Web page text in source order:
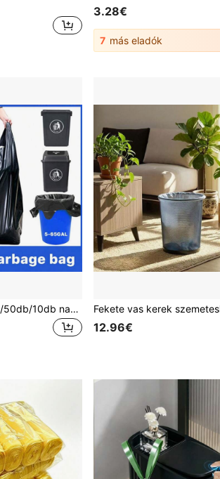
3.28€
7 más eladók
1-65 gallon 100db/50db/10db nagy teherbírású X-nagy fekete/átlátszó szemeteszsákok ipari csomagoló táska szemeteszsákok magas konyhai, zöldséges táska nagy átlátszó/fekete szemeteszsákok ipari minőségű szemeteszsákok
12.96€